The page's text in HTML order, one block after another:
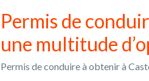
Permis de
une multitude
Permis de conduire à obtenir à